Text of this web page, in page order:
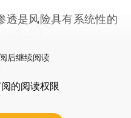
透是风险具有系统性的
后继续阅读
的阅读权限